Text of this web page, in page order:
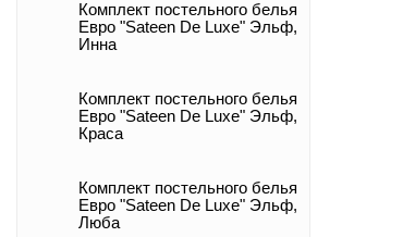
Комплект постельного белья
Евро "Sateen De Luxe" Эльф,
Инна
Комплект постельного белья
Евро "Sateen De Luxe" Эльф,
Краса
Комплект постельного белья
Евро "Sateen De Luxe" Эльф,
Люба